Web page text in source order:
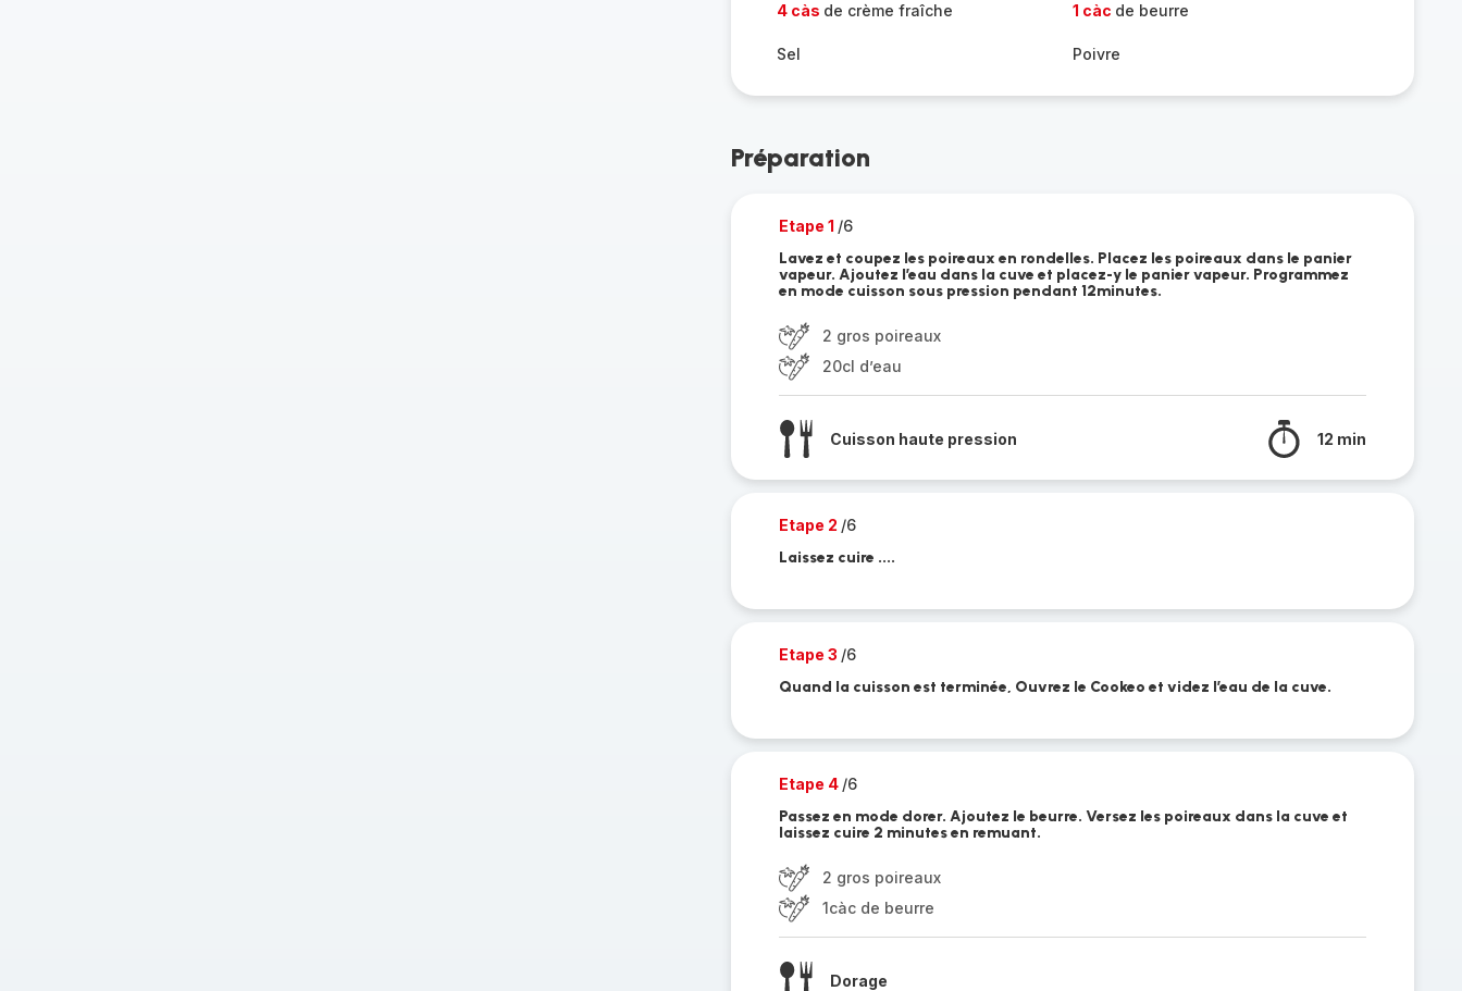
4 càs de crème fraîche 1 càc de beurre
Sel Poivre
Préparation
Etape 1 /6
Lavez et coupez les poireaux en rondelles. Placez les poireaux dans le panier
vapeur. Ajoutez l’eau dans la cuve et placez-y le panier vapeur. Programmez
en mode cuisson sous pression pendant 12minutes.
2 gros poireaux
20cl d’eau
Cuisson haute pression 12 min
Etape 2 /6
Laissez cuire ....
Etape 3 /6
Quand la cuisson est terminée, Ouvrez le Cookeo et videz l’eau de la cuve.
Etape 4 /6
Passez en mode dorer. Ajoutez le beurre. Versez les poireaux dans la cuve et
laissez cuire 2 minutes en remuant.
2 gros poireaux
1càc de beurre
Dorage